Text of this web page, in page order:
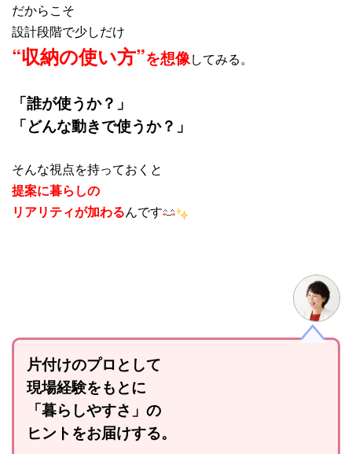
だからこそ
設計段階で少しだけ
“収納の使い方”を想像してみる。
「誰が使うか？」
「どんな動きで使うか？」
そんな視点を持っておくと
提案に暮らしの
リアリティが加わるんです
片付けのプロとして
現場経験をもとに
「暮らしやすさ」の
ヒントをお届けする。